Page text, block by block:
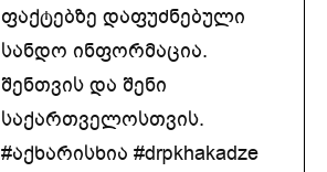
ფაქტებზე დაფუძნებული
სანდო ინფორმაცია.
შენთვის და შენი
საქართველოსთვის.
#აქხარისხია #drpkhakadze